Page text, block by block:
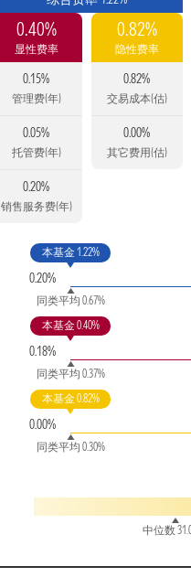
0.40%
显性费率
0.15%
管理费(年)
0.05%
托管费(年)
0.20%
销售服务费(年)
0.82%
隐性费率
0.82%
交易成本(估)
0.00%
其它费用(估)
0.20%
本基金 1.22%
同类平均 0.67%
0.18%
本基金 0.40%
同类平均 0.37%
0.00%
本基金 0.82%
同类平均 0.30%
中位数